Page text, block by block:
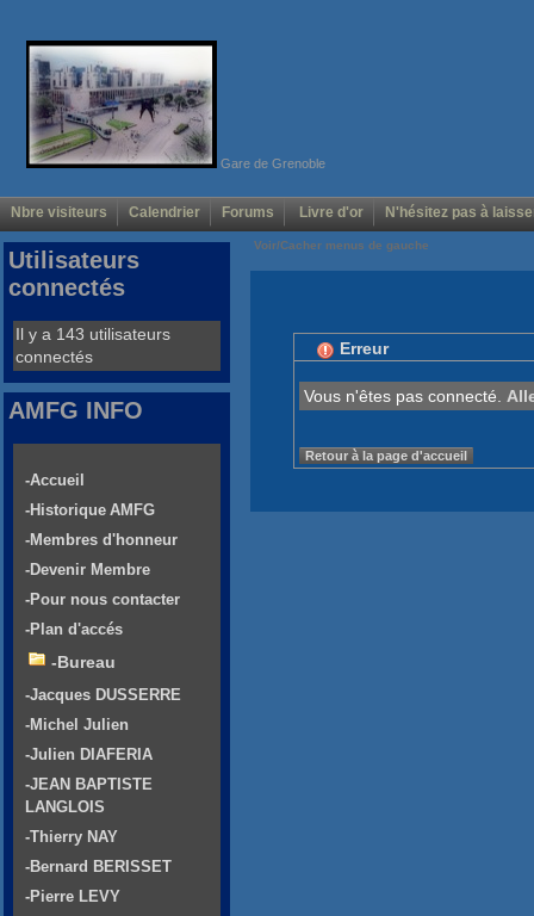
Gare de Grenoble
Nbre visiteurs Calendrier Forums Livre d'or N'hésitez pas à
Voir/Cacher menus de gauche
Erreur
Vous n'êtes pas connecté.
Retour à la page d'accueil
Utilisateurs
connectés
Il y a 143 utilisateurs
connectés
AMFG INFO
-Accueil
-Historique AMFG
-Membres d'honneur
-Devenir Membre
-Pour nous contacter
-Plan d'accés
-Bureau
-Jacques DUSSERRE
-Michel Julien
-Julien DIAFERIA
-JEAN BAPTISTE
LANGLOIS
-Thierry NAY
-Bernard BERISSET
-Pierre LEVY